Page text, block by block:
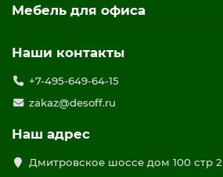
Мебель для офиса
Наши контакты
+7-495-649-64-15
zakaz@desoff.ru
Наш адрес
Дмитровское шоссе дом 100 стр 2